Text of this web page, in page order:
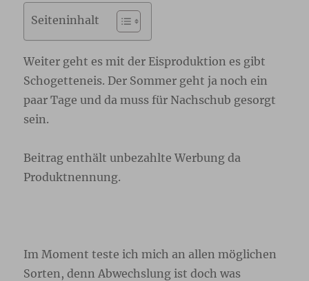
Seiteninhalt
Weiter geht es mit der Eisproduktion es gibt
Schogetteneis. Der Sommer geht ja noch ein
paar Tage und da muss für Nachschub gesorgt
sein.
Beitrag enthält unbezahlte Werbung da
Produktnennung.
Im Moment teste ich mich an allen möglichen
Sorten, denn Abwechslung ist doch was